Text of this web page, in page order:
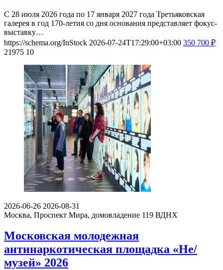
С 28 июля 2026 года по 17 января 2027 года Третьяковская
галерея в год 170-летия со дня основания представляет фокус-
выставку…
https://schema.org/InStock 2026-07-24T17:29:00+03:00 350 700 ₽
21975 10
2026-06-26 2026-08-31
Москва, Проспект Мира, домовладение 119 ВДНХ
Московская молодежная
антинаркотическая площадка «Не/
музей» 2026